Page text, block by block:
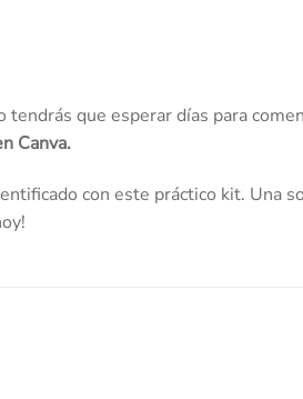
que esperar días para
Canva.
con este práctico kit. Una